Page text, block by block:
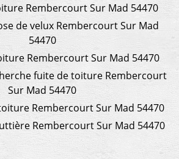
Rembercourt Sur Mad 54470
de velux Rembercourt Sur Mad
54470
Rembercourt Sur Mad 54470
fuite de toiture Rembercourt
Sur Mad 54470
Rembercourt Sur Mad 54470
Rembercourt Sur Mad 54470